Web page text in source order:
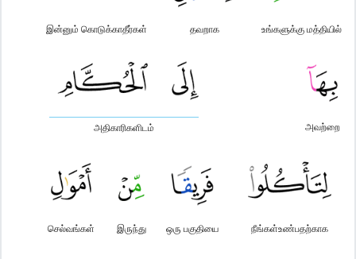
உங்களுக்கு மத்தியில்
தவறாக
இன்னும் கொடுக்காதீர்கள்
அவற்றை
அதிகாரிகளிடம்
நீங்கள்உண்பதற்காக
ஒரு பகுதியை
இருந்து
செல்வங்கள்